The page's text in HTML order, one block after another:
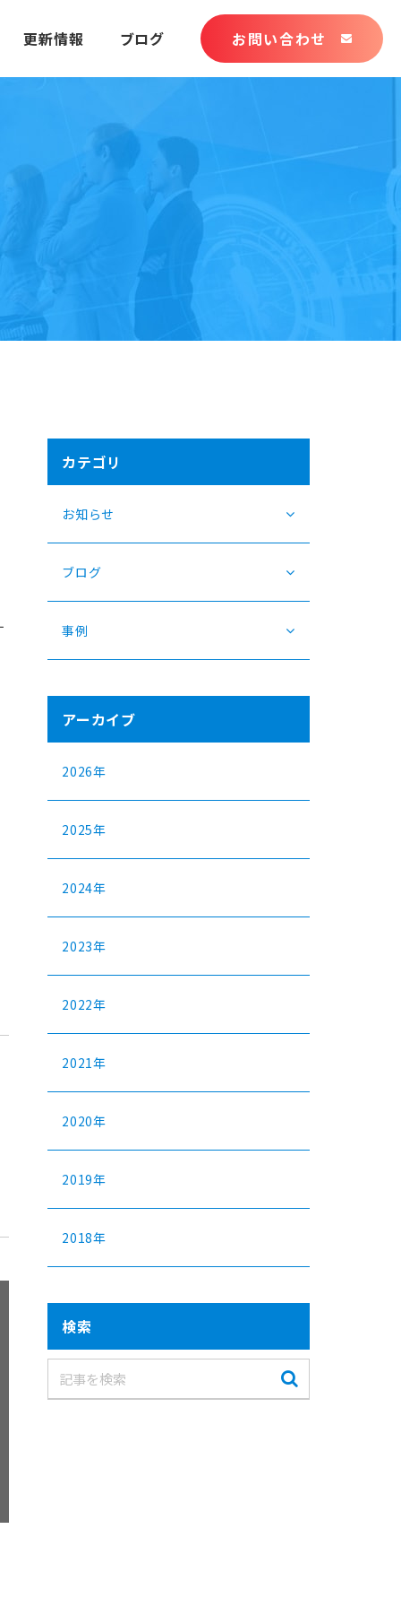
更新情報 ブログ お問い合わせ
カテゴリ
お知らせ
ブログ
事例
アーカイブ
2026年
2025年
2024年
2023年
2022年
2021年
2020年
2019年
2018年
検索